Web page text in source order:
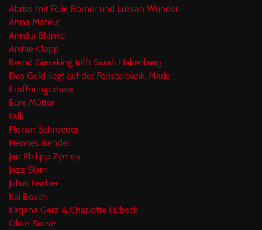
Abriss mit Felix Römer und Luksan Wunder
Anna Mateur
Annika Blanke
Archie Clapp
Bernd Gieseking trifft Sarah Hakenberg
Das Geld liegt auf der Fensterbank, Marie
Eröffnungsshow
Eure Mütter
Falk
Florian Schroeder
Hennes Bender
Jan Philipp Zymny
Jazz Slam
Julius Fischer
Kai Bosch
Katjana Gerz & Charlotte Hübsch
Okan Seese